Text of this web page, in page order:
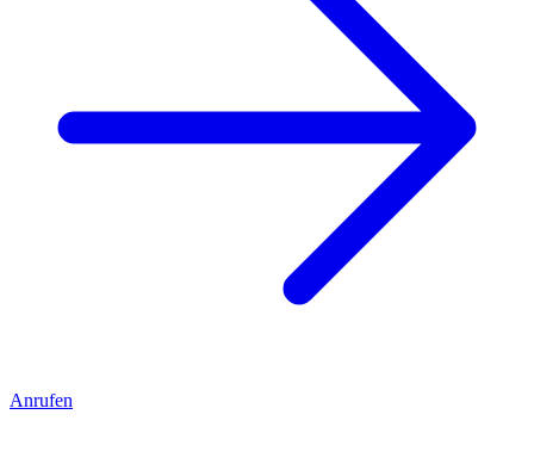
Anrufen